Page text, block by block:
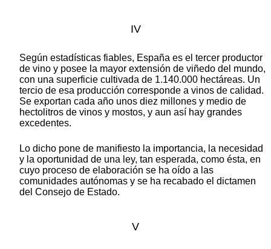
IV
Según estadísticas fiables, España es el tercer productor
de vino y posee la mayor extensión de viñedo del mundo,
con una superficie cultivada de 1.140.000 hectáreas. Un
tercio de esa producción corresponde a vinos de calidad.
Se exportan cada año unos diez millones y medio de
hectolitros de vinos y mostos, y aun así hay grandes
excedentes.
Lo dicho pone de manifiesto la importancia, la necesidad
y la oportunidad de una ley, tan esperada, como ésta, en
cuyo proceso de elaboración se ha oído a las
comunidades autónomas y se ha recabado el dictamen
del Consejo de Estado.
V